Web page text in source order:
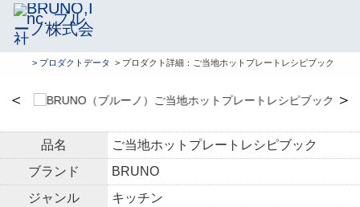
> プロダクトデータ > プロダクト詳細：ご当地ホットプレートレシピブック
＜ ＞
品名
ご当地ホットプレートレシピブック
ブランド
BRUNO
ジャンル
キッチン